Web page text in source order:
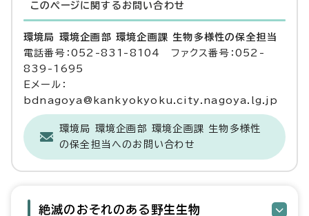
このページに関する お問い合わせ
環境局 環境企画部 環境企画課 生物多様性の保全担当
電話番号：052-831-8104 ファクス番号：052-
839-1695
Eメール：
bdnagoya@kankyokyoku.city.nagoya.lg.jp
環境局 環境企画部 環境企画課 生物多様性
の保全担当へのお問い合わせ
絶滅のおそれのある野生生物